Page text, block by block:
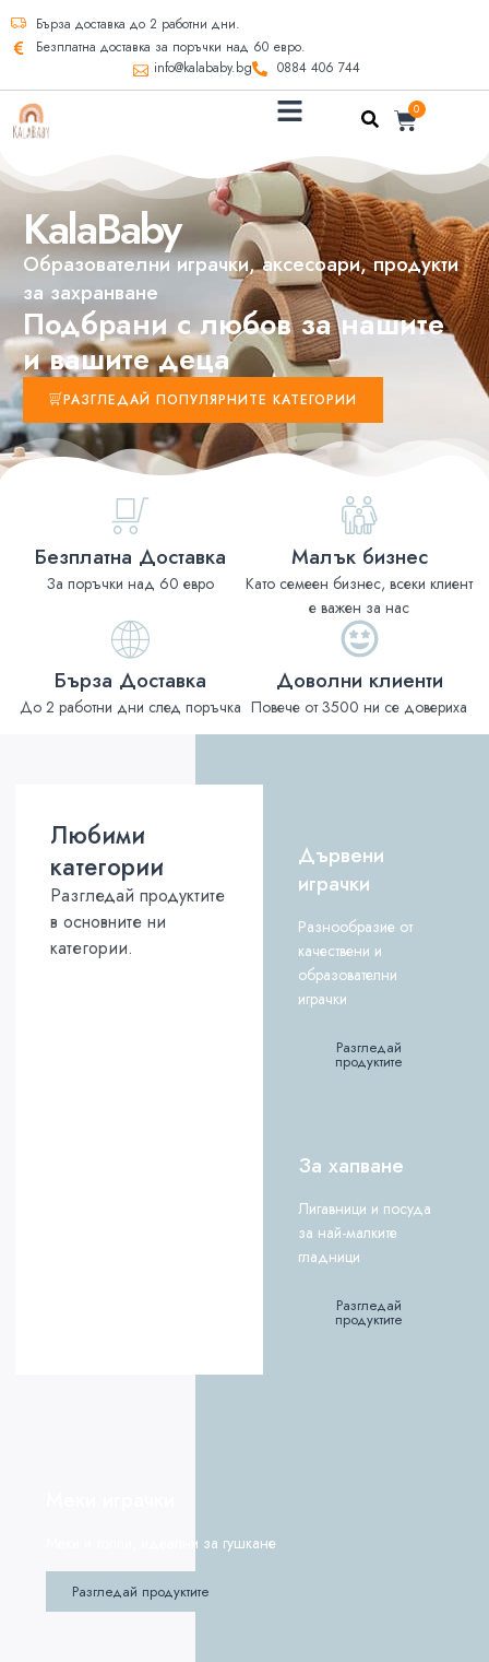
Бърза доставка до 2 работни дни.
Безплатна доставка за поръчки над 60 евро.
info@kalababy.bg
0884 406 744
0
KalaBaby
Образователни играчки, аксесоари, продукти
за захранване
Подбрани с любов за нашите
и вашите деца
РАЗГЛЕДАЙ ПОПУЛЯРНИТЕ КАТЕГОРИИ
Безплатна Доставка
За поръчки над 60 евро
Малък бизнес
Като семеен бизнес, всеки клиент
е важен за нас
Бърза Доставка
До 2 работни дни след поръчка
Доволни клиенти
Повече от 3500 ни се довериха
Любими
категории
Разгледай продуктите
в основните ни
категории.
Дървени
играчки
Разнообразие от
качествени и
образователни
играчки
Разгледай
продуктите
За хапване
Лигавници и посуда
за най-малките
гладници
Разгледай
продуктите
Меки и топли, идеални за гушкане
Разгледай продуктите